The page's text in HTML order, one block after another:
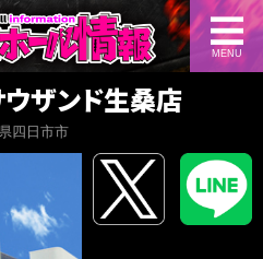
MENU
ザンド生桑店
四日市市